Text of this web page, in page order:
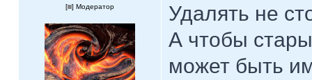
[ ] Модератор
Удалять не
А чтобы
может быть